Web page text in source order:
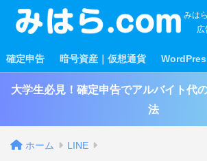
みは
広
確定申告 暗号資産｜仮想通貨
大学生必見！確定申告でアルバイト代
法
ホーム LINE